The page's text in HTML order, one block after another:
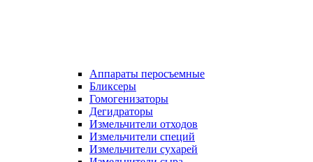
Аппараты перосъемные
Бликсеры
Гомогенизаторы
Дегидраторы
Измельчители отходов
Измельчители специй
Измельчители сухарей